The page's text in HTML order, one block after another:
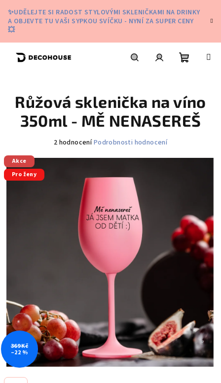
obsah
✨UDĚLEJTE SI RADOST STYLOVÝMI SKLENIČKAMI NA DRINKY
A OBJEVTE TU VAŠI SYPKOU SVÍČKU - NYNÍ ZA SUPER CENY
💥
košík
Růžová sklenička na víno
350ml - MĚ NENASEREŠ
Průměrné
hvězdiček.
2 hodnoceníPodrobnosti hodnocení
Akce
Pro ženy
369 Kč
–22 %